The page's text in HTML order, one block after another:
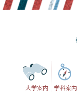
Skip
to
大学案内 学科案内